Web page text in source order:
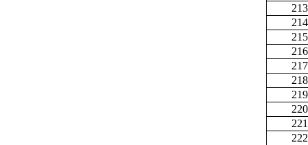
213
214
215
216
217
218
219
220
221
222